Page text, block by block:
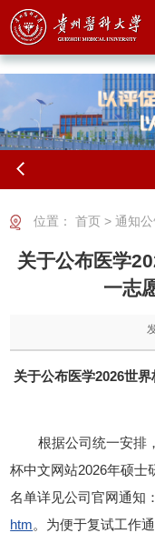
2026世界杯
位置：首页 >通知
关于公布医学
一志
关于公布医学2026世
根据公司统一安排
杯中文网站2026年硕士
名单详见公司官网通知：
htm。为便于复试工作